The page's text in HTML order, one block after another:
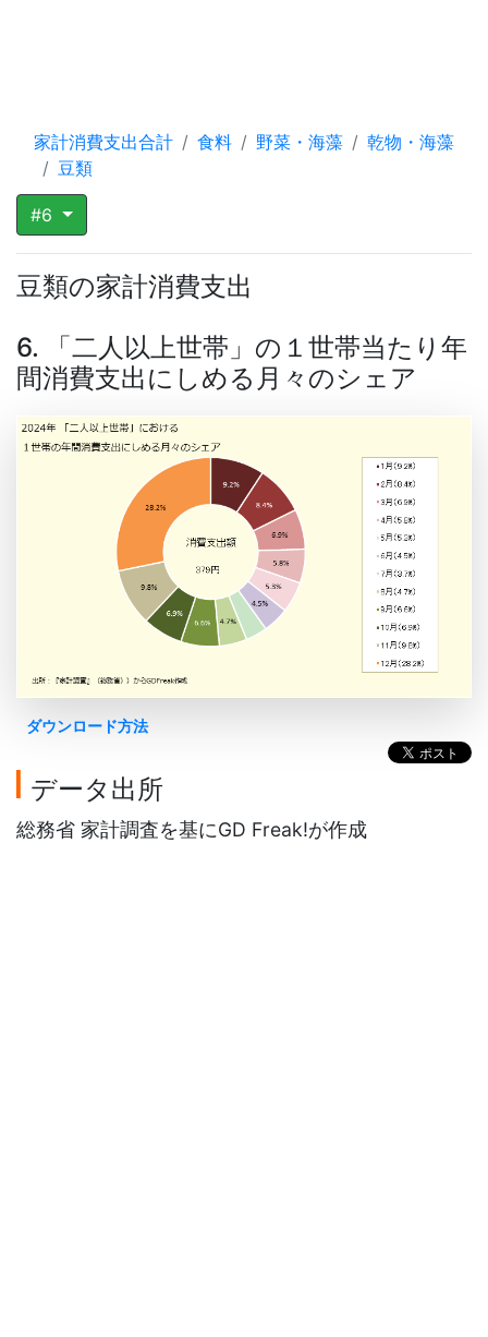
家計消費支出合計 食料 野菜・海藻
乾物・海藻
豆類
#6
豆類の家計消費支出
6. 「二人以上世帯」の１世帯当たり年
間消費支出にしめる月々のシェア
ダウンロード方法
データ出所
総務省 家計調査を基にGD Freak!が作成